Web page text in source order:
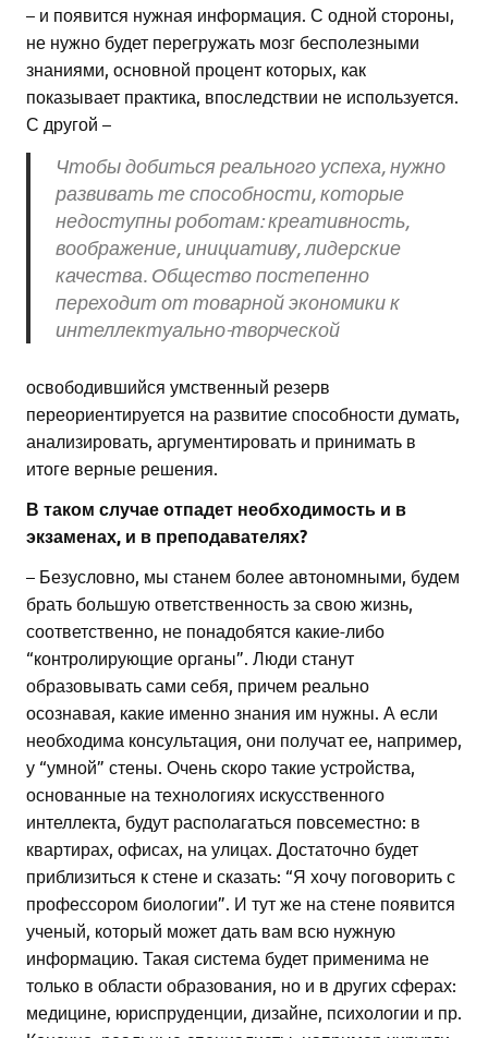
– и появится нужная информация. С одной стороны,
не нужно будет перегружать мозг бесполезными
знаниями, основной процент которых, как
показывает практика, впоследствии не используется.
С другой –
Чтобы добиться реального успеха, нужно
развивать те способности, которые
недоступны роботам: креативность,
воображение, инициативу, лидерские
качества. Общество постепенно
переходит от товарной экономики к
интеллектуально-творческой
освободившийся умственный резерв
переориентируется на развитие способности думать,
анализировать, аргументировать и принимать в
итоге верные решения.
В таком случае отпадет необходимость и в
экзаменах, и в преподавателях?
– Безусловно, мы станем более автономными, будем
брать большую ответственность за свою жизнь,
соответственно, не понадобятся какие-либо
“контролирующие органы”. Люди станут
образовывать сами себя, причем реально
осознавая, какие именно знания им нужны. А если
необходима консультация, они получат ее, например,
у “умной” стены. Очень скоро такие устройства,
основанные на технологиях искусственного
интеллекта, будут располагаться повсеместно: в
квартирах, офисах, на улицах. Достаточно будет
приблизиться к стене и сказать: “Я хочу поговорить с
профессором биологии”. И тут же на стене появится
ученый, который может дать вам всю нужную
информацию. Такая система будет применима не
только в области образования, но и в других сферах:
медицине, юриспруденции, дизайне, психологии и пр.